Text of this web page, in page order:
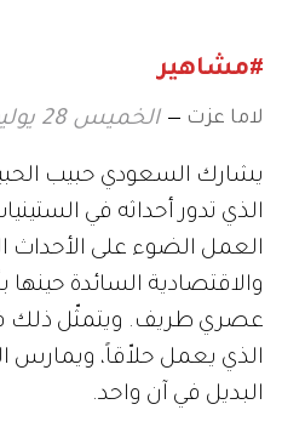
#مشاهير
لاما عزت الخميس 28 يوليو 2011 04:00
يشارك السعودي حبيب
الذي تدور أحداثه في
العمل الضوء على الأحداث
والاقتصادية السائدة
عصري طريف. ويتمثّل ذلك
الذي يعمل حلاّقاً، ويمارس
البديل في آن واحد.